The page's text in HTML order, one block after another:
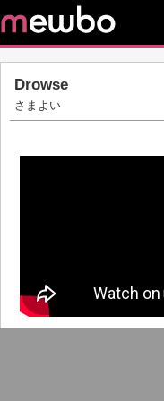
Drowse
さまよい